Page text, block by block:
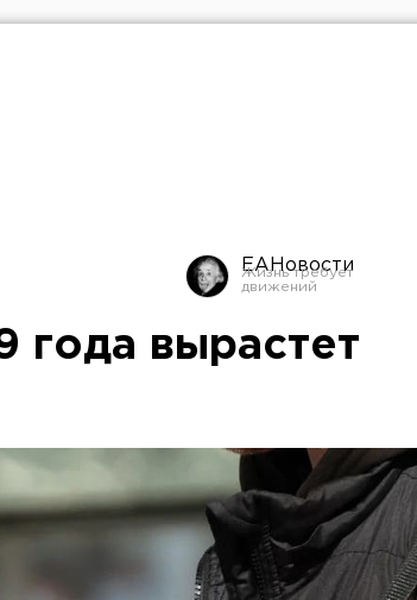
ЕАНовости
года вырастет